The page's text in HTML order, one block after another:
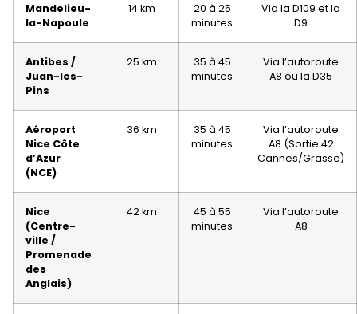
Mandelieu-
la-Napoule
14 km
20 à 25
minutes
Via la D109 et la
D9
Antibes /
Juan-les-
Pins
25 km
35 à 45
minutes
Via l’autoroute
A8 ou la D35
Aéroport
Nice Côte
d’Azur
(NCE)
36 km
35 à 45
minutes
Via l’autoroute
A8 (Sortie 42
Cannes/Grasse)
Nice
(Centre-
ville /
Promenade
des
Anglais)
42 km
45 à 55
minutes
Via l’autoroute
A8